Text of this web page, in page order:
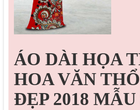
ÁO DÀI HỌA
HOA VĂN
ĐẸP 2018 MẪU